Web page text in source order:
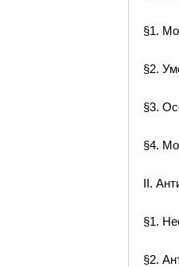
§1.
§2.
§3.
§4.
II.
§1.
§2.